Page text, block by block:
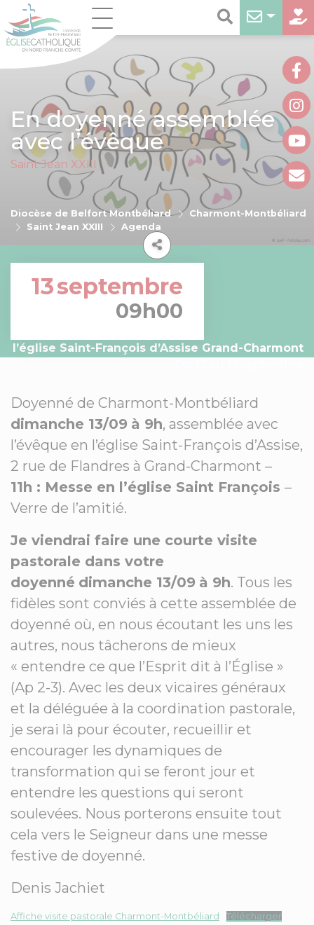
En doyenné assemblée
avec l’évêque
Saint Jean XXIII
Diocèse de Belfort Montbéliard
Charmont-Montbéliard
Saint Jean XXIII
Agenda
13septembre
09h00
l’église Saint-François d’Assise Grand-Charmont
Doyenné de Charmont-Montbéliard
dimanche 13/09 à 9h, assemblée avec
l’évêque en l’église Saint-François d’Assise,
2 rue de Flandres à Grand-Charmont –
11h : Messe en l’église Saint François –
Verre de l’amitié.
Je viendrai faire une courte visite
pastorale dans votre
doyenné dimanche 13/09 à 9h. Tous les
fidèles sont conviés à cette assemblée de
doyenné où, en nous écoutant les uns les
autres, nous tâcherons de mieux
« entendre ce que l’Esprit dit à l’Église »
(Ap 2-3). Avec les deux vicaires généraux
et la déléguée à la coordination pastorale,
je serai là pour écouter, recueillir et
encourager les dynamiques de
transformation qui se feront jour et
entendre les questions qui seront
soulevées. Nous porterons ensuite tout
cela vers le Seigneur dans une messe
festive de doyenné.
Denis Jachiet
Affiche visite pastorale Charmont-Montbéliard Télécharger